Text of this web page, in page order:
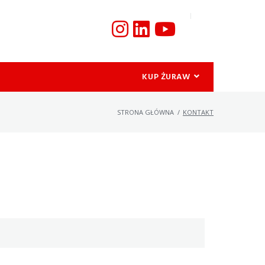
KUP ŻURAW
STRONA GŁÓWNA / KONTAKT